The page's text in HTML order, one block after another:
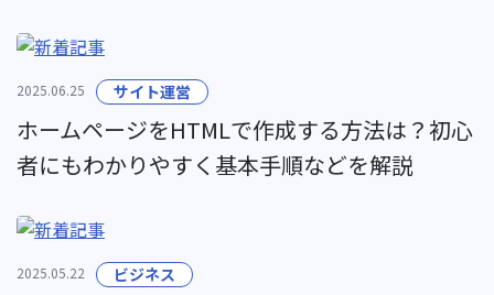
2025.06.25 サイト運営
ホームページをHTMLで作成する方法は？初心
者にもわかりやすく基本手順などを解説
2025.05.22 ビジネス